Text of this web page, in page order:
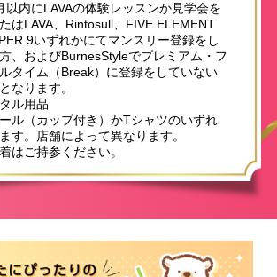
以内にLAVAの体験レッスンか見学会を
はLAVA、Rintosull、FIVE ELEMENT
9いずれかにてマンスリー登録をし
、およびBurnesStyleでプレミアム・フ
タイム（Break）に登録をしていない
なります。
ル用品
ル（カップ付き）かTシャツのいずれ
す。店舗によって異なります。
はご持参ください。